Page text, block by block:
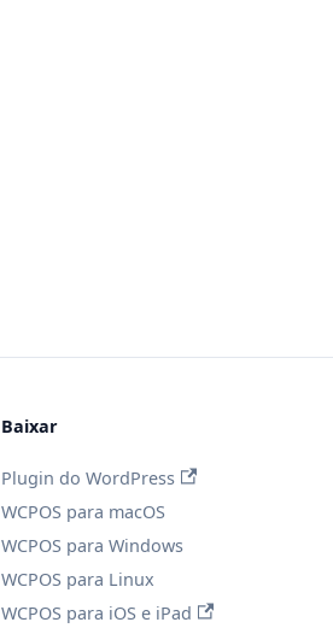
Baixar
Plugin do WordPress
WCPOS para macOS
WCPOS para Windows
WCPOS para Linux
WCPOS para iOS e iPad